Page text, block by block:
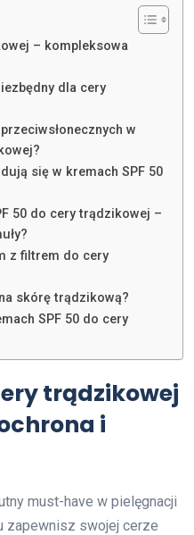
– kompleksowa
dla cery
w
się w kremach SPF 50
50 do cery trądzikowej –
z filtrem do cery
skórę trądzikową?
SPF 50 do cery
trądzikowej
i
must-have w pielęgnacji
zapewnisz swojej cerze